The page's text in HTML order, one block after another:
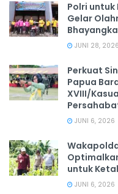
Polri
Gelar
JUNI 28, 2026
‎Perkuat
Papua
XVIII/
JUNI 6, 2026
untuk
JUNI 6, 2026